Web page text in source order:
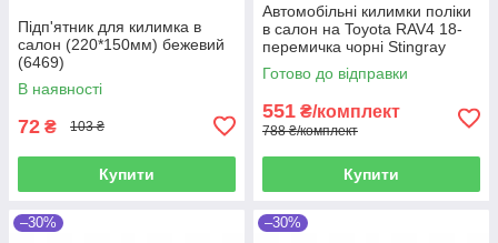
Підп'ятник для килимка в
салон (220*150мм) бежевий
(6469)
В наявності
72 ₴ 103 ₴
Купити
Автомобільні килимки поліки
в салон на Toyota RAV4 18-
перемичка чорні Stingray
Тойота РАВ4
Готово до відправки
551 ₴/комплект
788 ₴/комплект
Купити
–30% –30%